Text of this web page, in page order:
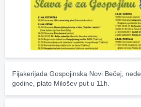
Fijakerijada Gospojinska Novi Bečej,
godine, plato Milošev put u 11h.